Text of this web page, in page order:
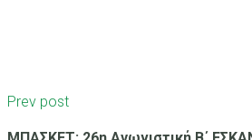
Prev post